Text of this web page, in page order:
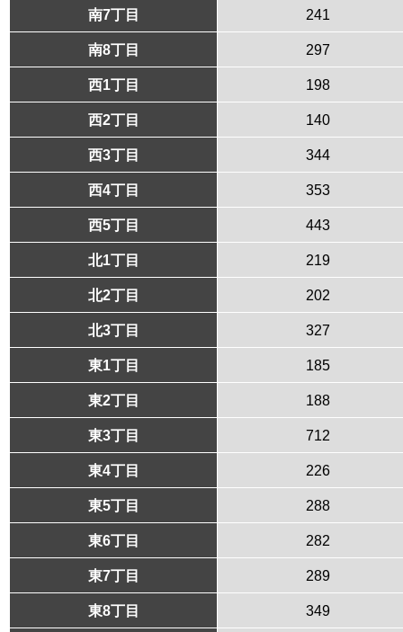
南7丁目 241
南8丁目 297
西1丁目 198
西2丁目 140
西3丁目 344
西4丁目 353
西5丁目 443
北1丁目 219
北2丁目 202
北3丁目 327
東1丁目 185
東2丁目 188
東3丁目 712
東4丁目 226
東5丁目 288
東6丁目 282
東7丁目 289
東8丁目 349